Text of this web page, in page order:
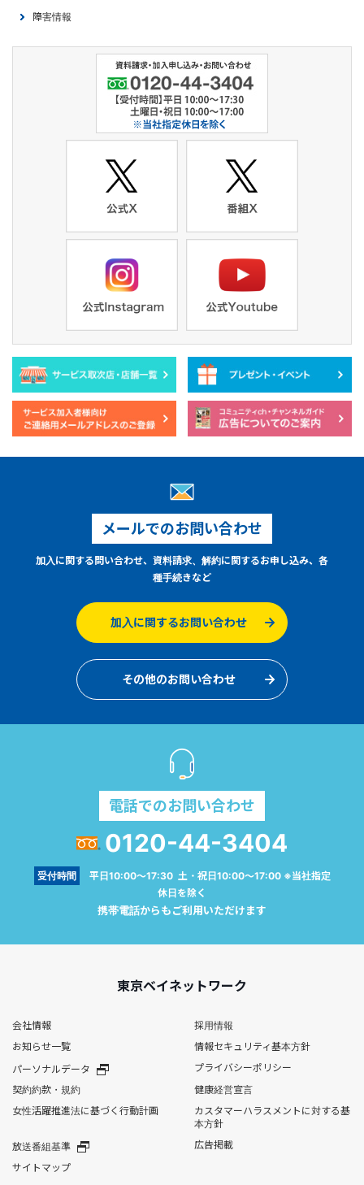
障害情報
メールでのお問い合わせ
加入に関する問い合わせ、資料請求、解約に関するお申し込み、各
種手続きなど
加入に関するお問い合わせ
その他のお問い合わせ
電話でのお問い合わせ
0120-44-3404
受付時間
平日10:00～17:30 土・祝日10:00～17:00 ※当社指定
休日を除く
携帯電話からもご利用いただけます
東京ベイネットワーク
会社情報
採用情報
お知らせ一覧
情報セキュリティ基本方針
パーソナルデータ
プライバシーポリシー
契約約款・規約
健康経営宣言
女性活躍推進法に基づく行動計画
カスタマーハラスメントに対する基
本方針
放送番組基準
広告掲載
サイトマップ